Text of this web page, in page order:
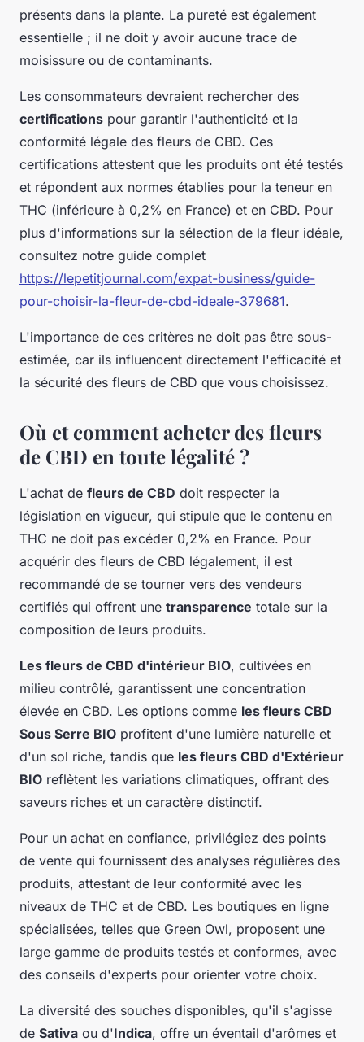
présents dans la plante. La pureté est également
essentielle ; il ne doit y avoir aucune trace de
moisissure ou de contaminants.
Les consommateurs devraient rechercher des
certifications pour garantir l'authenticité et la
conformité légale des fleurs de CBD. Ces
certifications attestent que les produits ont été testés
et répondent aux normes établies pour la teneur en
THC (inférieure à 0,2% en France) et en CBD. Pour
plus d'informations sur la sélection de la fleur idéale,
consultez notre guide complet
https://lepetitjournal.com/expat-business/guide-
pour-choisir-la-fleur-de-cbd-ideale-379681.
L'importance de ces critères ne doit pas être sous-
estimée, car ils influencent directement l'efficacité et
la sécurité des fleurs de CBD que vous choisissez.
Où et comment acheter des fleurs
de CBD en toute légalité ?
L'achat de fleurs de CBD doit respecter la
législation en vigueur, qui stipule que le contenu en
THC ne doit pas excéder 0,2% en France. Pour
acquérir des fleurs de CBD légalement, il est
recommandé de se tourner vers des vendeurs
certifiés qui offrent une transparence totale sur la
composition de leurs produits.
Les fleurs de CBD d'intérieur BIO, cultivées en
milieu contrôlé, garantissent une concentration
élevée en CBD. Les options comme les fleurs CBD
Sous Serre BIO profitent d'une lumière naturelle et
d'un sol riche, tandis que les fleurs CBD d'Extérieur
BIO reflètent les variations climatiques, offrant des
saveurs riches et un caractère distinctif.
Pour un achat en confiance, privilégiez des points
de vente qui fournissent des analyses régulières des
produits, attestant de leur conformité avec les
niveaux de THC et de CBD. Les boutiques en ligne
spécialisées, telles que Green Owl, proposent une
large gamme de produits testés et conformes, avec
des conseils d'experts pour orienter votre choix.
La diversité des souches disponibles, qu'il s'agisse
de Sativa ou d'Indica, offre un éventail d'arômes et